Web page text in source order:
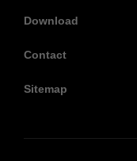
Download
Contact
Sitemap